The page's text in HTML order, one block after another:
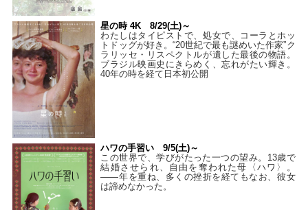
星の時 4K 8/29(土)～
わたしはタイピストで、処⼥で、コーラとホッ
トドッグが好き。“20世紀で最も謎めいた作家”ク
ラリッセ・リスペクトルが遺した最後の物語。
ブラジル映画史にきらめく、忘れがたい輝き。
40年の時を経て⽇本初公開
ハワの手習い 9/5(土)～
この世界で、学びがたった一つの望み。13歳で
結婚させられ、自由を奪われた母〈ハワ〉。
——年を重ね、多くの挫折を経てもなお、彼女
は諦めなかった。